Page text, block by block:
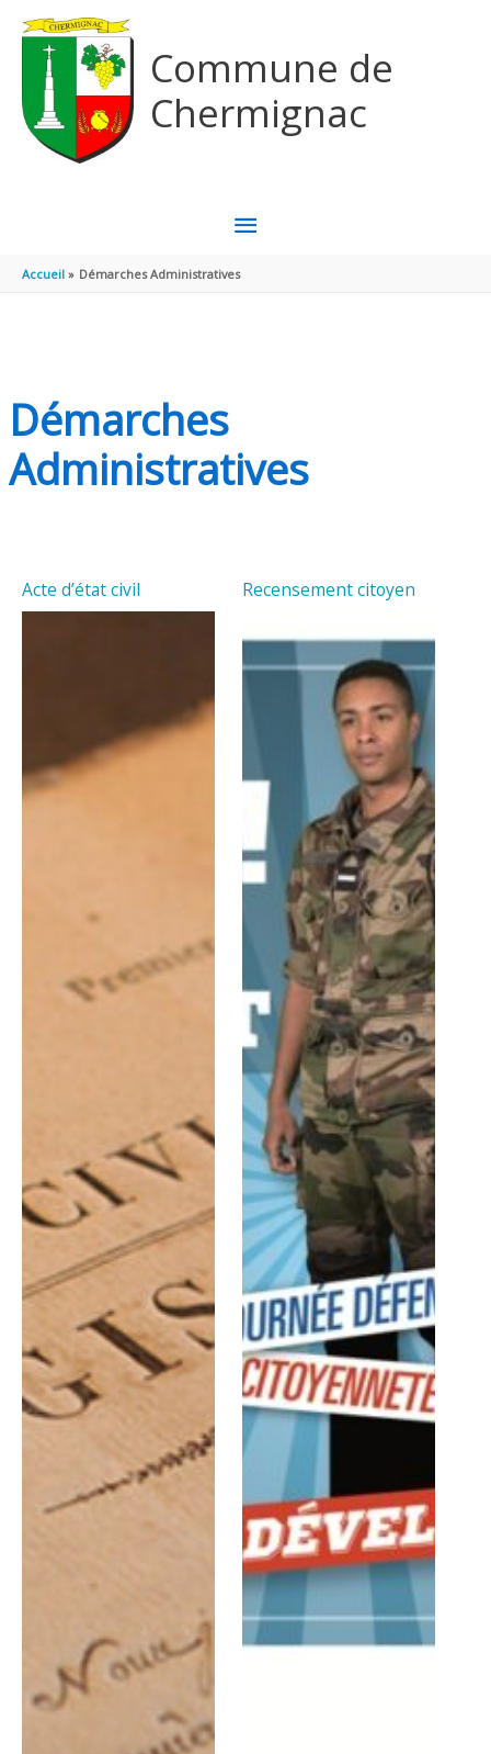
Commune de
Chermignac
MENU
PRINCIPAL
Accueil Démarches Administratives
Démarches
Administratives
Acte d’état civil Recensement citoyen